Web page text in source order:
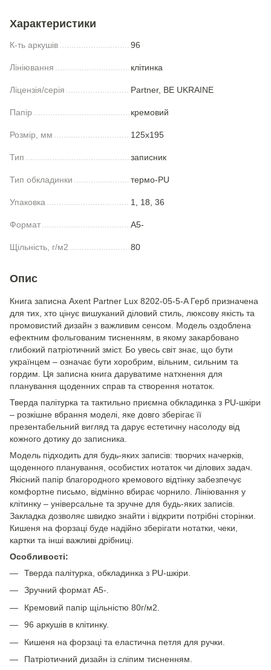
Характеристики
К-ть аркушів 96
Лініювання клітинка
Ліцензія/серія Partner, BE UKRAINE
Папір кремовий
Розмір, мм 125x195
Тип записник
Тип обкладинки термо-PU
Упаковка 1, 18, 36
Формат A5-
Щільність, г/м2 80
Опис
Книга записна Axent Partner Lux 8202-05-5-A Герб призначена
для тих, хто цінує вишуканий діловий стиль, люксову якість та
промовистий дизайн з важливим сенсом. Модель оздоблена
ефектним фольгованим тисненням, в якому закарбовано
глибокий патріотичний зміст. Бо увесь світ знає, що бути
українцем – означає бути хоробрим, вільним, сильним та
гордим. Ця записна книга даруватиме натхнення для
планування щоденних справ та створення нотаток.
Тверда палітурка та тактильно приємна обкладинка з PU-шкіри
– розкішне вбрання моделі, яке довго зберігає її
презентабельний вигляд та дарує естетичну насолоду від
кожного дотику до записника.
Модель підходить для будь-яких записів: творчих начерків,
щоденного планування, особистих нотаток чи ділових задач.
Якісний папір благородного кремового відтінку забезпечує
комфортне письмо, відмінно вбирає чорнило. Лініювання у
клітинку – універсальне та зручне для будь-яких записів.
Закладка дозволяє швидко знайти і відкрити потрібні сторінки.
Кишеня на форзаці буде надійно зберігати нотатки, чеки,
картки та інші важливі дрібниці.
Особливості:
Тверда палітурка, обкладинка з PU-шкіри.
Зручний формат А5-.
Кремовий папір щільністю 80г/м2.
96 аркушів в клітинку.
Кишеня на форзаці та еластична петля для ручки.
Патріотичний дизайн із сліпим тисненням.